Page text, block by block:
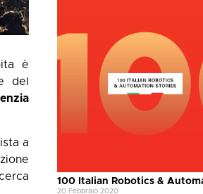
è
del
a
100 Italian Robotics &
20 Febbraio 2020